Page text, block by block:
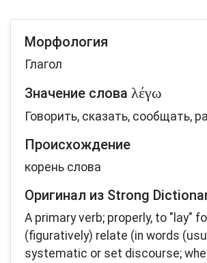
Морфология
Глагол
Значение слова λέγω
Говорить, сказать, сообщать,
Происхождение
корень слова
Оригинал из Strong
A primary verb; properly, to "lay"
(figuratively) relate (in words
systematic or set discourse;